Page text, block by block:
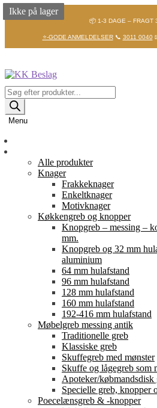
📦 1-3 DAGE – FRAGT
⭐-GODE ANMELDELSER📞 3011 0040
Spring
til
navigation
Spring
til
indhold
Products
search
Menu
Alle produkter
Knager
Frakkeknager
Enkeltknager
Motivknager
Køkkengreb og knopper
Knopgreb – messing –
mm.
Knopgreb og 32 mm
aluminium
64 mm hulafstand
96 mm hulafstand
128 mm hulafstand
160 mm hulafstand
192-416 mm hulafstand
Møbelgreb messing antik
Traditionelle greb
Klassiske greb
Skuffegreb med mønster
Skuffe og lågegreb som
Apoteker/
Specielle greb, knopper
Poecelænsgreb & -knopper
Ikke på lager
Ikke på lager
Ikke på lager